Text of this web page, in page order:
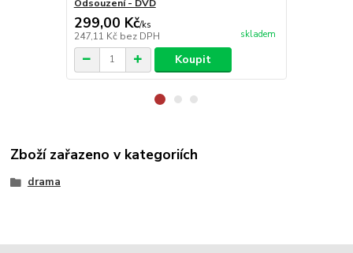
Odsouzení - DVD
299,00 Kč/ks
247,11 Kč bez DPH skladem
Koupit
Zboží zařazeno v kategoriích
drama